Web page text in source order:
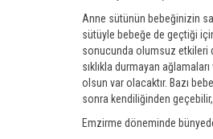
Anne sütünün bebeğinizin
sütüyle bebeğe de geçtiği
sonucunda olumsuz etkileri
sıklıkla durmayan
olsun var olacaktır. Bazı
sonra kendiliğinden
Emzirme döneminde